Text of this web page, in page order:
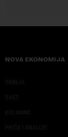
NOVA EKONOMIJA
SRBIJA
SVET
KOLUMNE
PRIČE I ANALIZE